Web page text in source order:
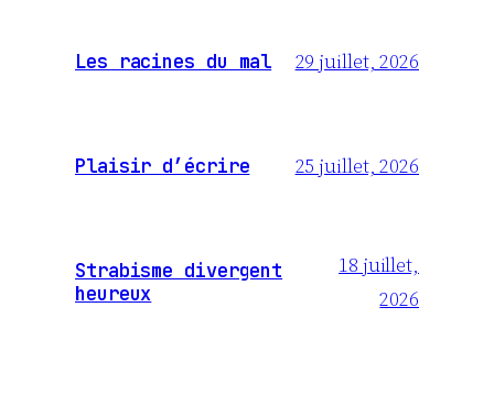
Les racines du mal 29 juillet, 2026
Plaisir d’écrire 25 juillet, 2026
Strabisme divergent
heureux
18 juillet,
2026